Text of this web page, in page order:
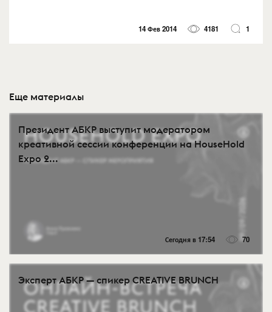
14 Фев 2014 4181 1
Еще материалы
Президент АБКР выступит модератором
креативной сессии конференции на HouseHold
Expo 2...
Сегодня в 17:54 70
Эксперт АБКР — спикер CREATIVE BRUNCH